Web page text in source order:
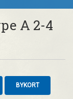
A 2-4
BYKORT